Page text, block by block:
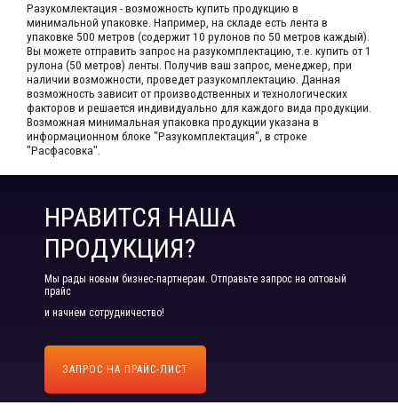
Разукомлектация - возможность купить продукцию в
минимальной упаковке. Например, на складе​ есть лента в
упаковке 500 метров (содержит 10 рулонов по 50 метров каждый).​
Вы можете отправить запрос на разукомплектацию, т.е. купить от 1
рулона (50 метров) ленты. Получив ваш запрос,​ менеджер, при
наличии возможности, проведет разукомплектацию. Данная
возможность зависит от производственных​ и технологических
факторов и решается индивидуально для каждого вида продукции.​
Возможная минимальная упаковка продукции указана в
информационном блоке "Разукомплектация", в строке
"Расфасовка".
НРАВИТСЯ НАША
ПРОДУКЦИЯ?
Мы рады новым бизнес-партнерам. Отправьте запрос на оптовый
прайс
и начнем сотрудничество!
ЗАПРОС НА ПРАЙС-ЛИСТ